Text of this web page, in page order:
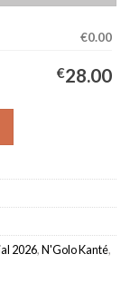
€0.00
€28.00
2026/2027 -
2026,N'Golo Kanté,